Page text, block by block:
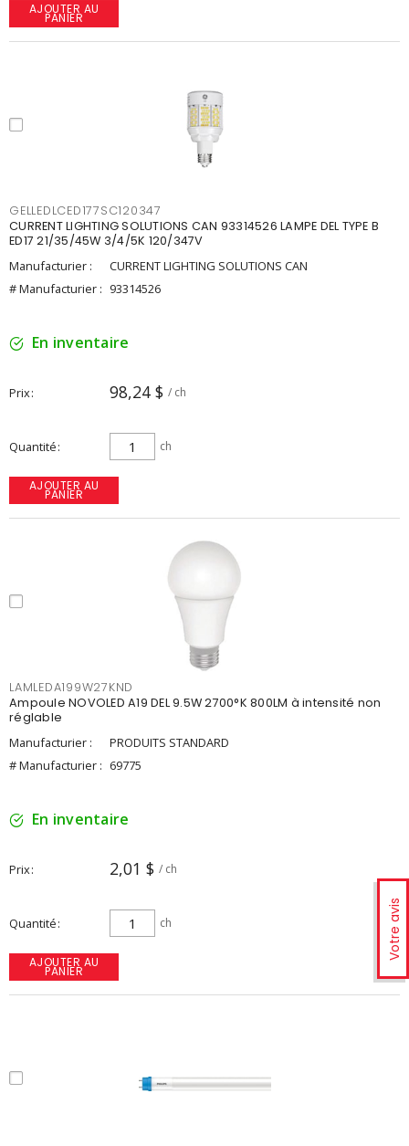
Votre avis
AJOUTER AU
PANIER
GELLEDLCED177SC120347
CURRENT LIGHTING SOLUTIONS CAN 93314526 LAMPE DEL TYPE B
ED17 21/35/45W 3/4/5K 120/347V
Manufacturier :
CURRENT LIGHTING SOLUTIONS CAN
# Manufacturier : 93314526
En inventaire
Prix 98,24 $ / ch
Quantité ch
AJOUTER AU
PANIER
LAMLEDA199W27KND
Ampoule NOVOLED A19 DEL 9.5W 2700°K 800LM à intensité non
réglable
Manufacturier :
PRODUITS STANDARD
# Manufacturier : 69775
En inventaire
Prix 2,01 $ / ch
Quantité ch
AJOUTER AU
PANIER